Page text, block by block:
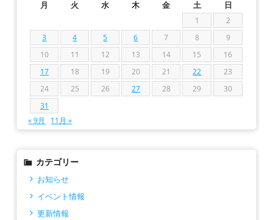
月 火 水 木 金 土 日
1
2
3
4 5 6 7 8
9
10
11 12 13 14 15
16
17
18 19 20 21 22
23
24
25 26 27 28 29
30
31
« 9月
11月 »
カテゴリー
お知らせ
イベント情報
更新情報